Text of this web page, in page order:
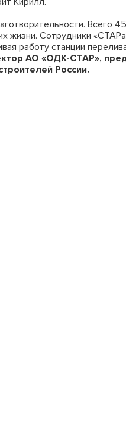
Всего
жизни. Сотрудники
работу станции
АО «ОДК-СТАР»,
России.